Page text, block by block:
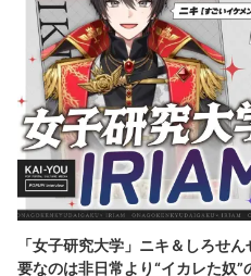
「女子研究大学」ニキ＆しろせ
要なのは非日常より“イカレた奴”